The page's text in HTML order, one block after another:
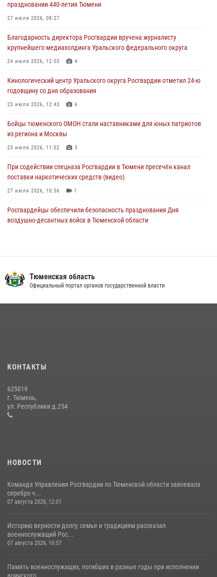
Росгвардейцы в Тюменской области почтили память генерала
армии Ивана Кирилловича Яковлева
В Тюмени офицер Росгвардии в радиоэфире напомнил гражданам о
мерах безопасного владения оружием
Военнослужащие Росгвардии сбили дрон-разведчик ВСУ на южном
направлении
Стальной характер продемонстрировали росгвардейцы в ходе
масштабных спортивных событий на Урале
праздновании 440-летия Тюмени
27 июля 2026, 08:27
Благодарность директора Росгвардии вручена журналисту
крупнейшего медиахолдинга Уральского федерального округа
24 июля 2026, 12:03 4
Кинологический центр Уральского округа Росгвардии отметил 24-ю
годовщину со дня образования
23 июля 2026, 12:43 6
Бойцы тюменского ОМОН стали наставниками для юных патриотов
из региона и Москвы
23 июля 2026, 11:02 3
При содействии спецназа Росгвардии в Тюмени пресечён канал
поставки наркотических средств (видео)
27 июля 2026, 10:56 1
Росгвардейцы обеспечили безопасность празднования Дня
воздушно-десантных войск в Тюменской области
05 августа 2026, 05:35
Сотрудники тюменского СОБР "Сова" отработали навыки
десантирования на Урале
16 июля 2026, 10:42
Тюменская область
Официальный портал органов государственной власти
КОНТАКТЫ
625019
г. Тюмень,
ул. Республики д.254
НОВОСТИ
Команда Управления Росгвардии по Тюменской области завоевала
серебро ч...
07 августа 2026, 12:01
Историю верности долгу, семье и традициям рассказал
военнослужащий Рос...
07 августа 2026, 10:57
Память военнослужащих, погибших в разные годы при исполнении